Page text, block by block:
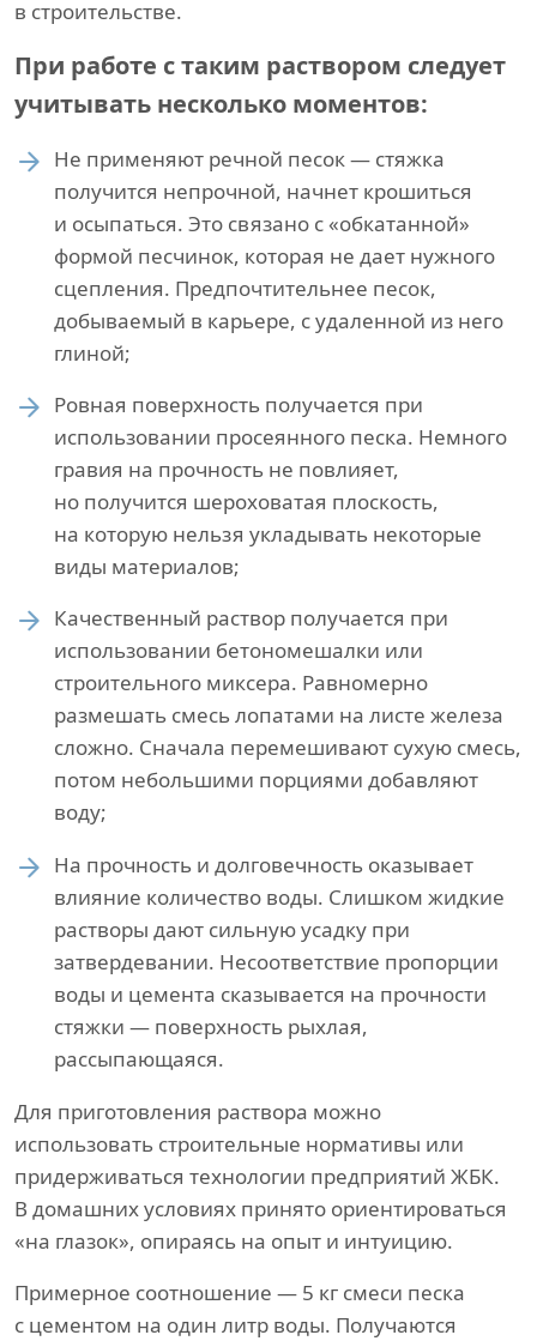
в строительстве.
При работе с таким раствором следует
учитывать несколько моментов:
Не применяют речной песок — стяжка
получится непрочной, начнет крошиться
и осыпаться. Это связано с «обкатанной»
формой песчинок, которая не дает нужного
сцепления. Предпочтительнее песок,
добываемый в карьере, с удаленной из него
глиной;
Ровная поверхность получается при
использовании просеянного песка. Немного
гравия на прочность не повлияет,
но получится шероховатая плоскость,
на которую нельзя укладывать некоторые
виды материалов;
Качественный раствор получается при
использовании бетономешалки или
строительного миксера. Равномерно
размешать смесь лопатами на листе железа
сложно. Сначала перемешивают сухую смесь,
потом небольшими порциями добавляют
воду;
На прочность и долговечность оказывает
влияние количество воды. Слишком жидкие
растворы дают сильную усадку при
затвердевании. Несоответствие пропорции
воды и цемента сказывается на прочности
стяжки — поверхность рыхлая,
рассыпающаяся.
Для приготовления раствора можно
использовать строительные нормативы или
придерживаться технологии предприятий ЖБК.
В домашних условиях принято ориентироваться
«на глазок», опираясь на опыт и интуицию.
Примерное соотношение — 5 кг смеси песка
с цементом на один литр воды. Получаются